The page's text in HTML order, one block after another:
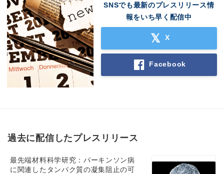
SNSでも最新のプレスリリース情
報をいち早く配信中
X
Facebook
過去に配信したプレスリリース
最先端材料科学研究：パーキンソン病
に関連したタンパク質の凝集阻止の可